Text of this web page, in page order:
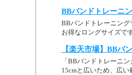
BBバンドトレーニ
BBバンドトレーニン
お得なロングサイズで
【楽天市場】BBバ
「BBバンドトレーニ
15cmと広いため、広